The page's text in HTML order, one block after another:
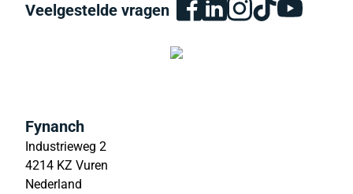
Veelgestelde vragen
Fynanch
Industrieweg 2
4214 KZ Vuren
Nederland